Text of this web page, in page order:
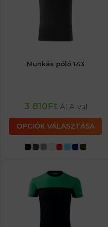
Munkás póló 143
3 810Ft ÁFA-val
OPCIÓK VÁLASZTÁSA